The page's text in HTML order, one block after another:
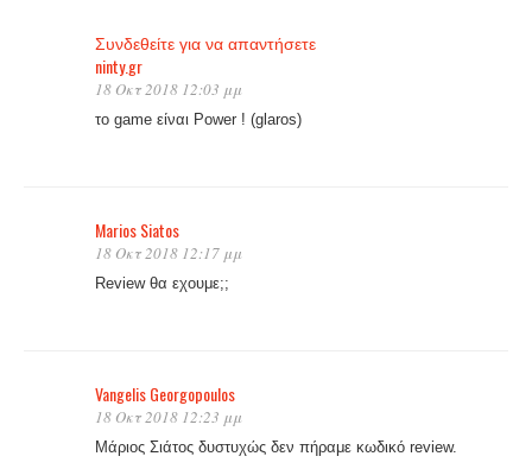
Συνδεθείτε για να απαντήσετε
ninty.gr
18 Οκτ 2018 12:03 μμ
το game είναι Power ! (glaros)
Marios Siatos
18 Οκτ 2018 12:17 μμ
Review θα εχουμε;;
Vangelis Georgopoulos
18 Οκτ 2018 12:23 μμ
Μάριος Σιάτος δυστυχώς δεν πήραμε κωδικό review.